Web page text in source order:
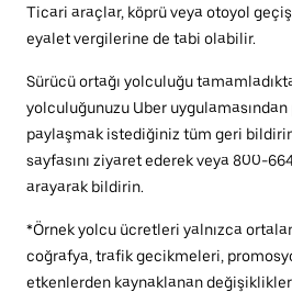
Ticari araçlar, köprü veya otoyol
eyalet vergilerine de tabi olabilir.
Sürücü ortağı yolculuğu
yolculuğunuzu Uber
paylaşmak istediğiniz tüm geri
sayfasını ziyaret ederek veya 800-
arayarak bildirin.
*Örnek yolcu ücretleri yalnızca
coğrafya, trafik gecikmeleri,
etkenlerden kaynaklanan